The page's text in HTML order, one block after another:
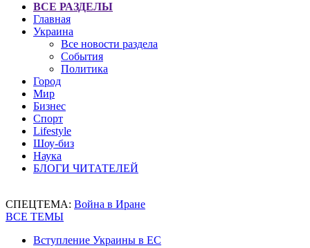
ВСЕ РАЗДЕЛЫ
Главная
Украина
Все новости раздела
События
Политика
Город
Мир
Бизнес
Спорт
Lifestyle
Шоу-биз
Наука
БЛОГИ ЧИТАТЕЛЕЙ
СПЕЦТЕМА: Война в Иране
ВСЕ ТЕМЫ
Вступление Украины в ЕС